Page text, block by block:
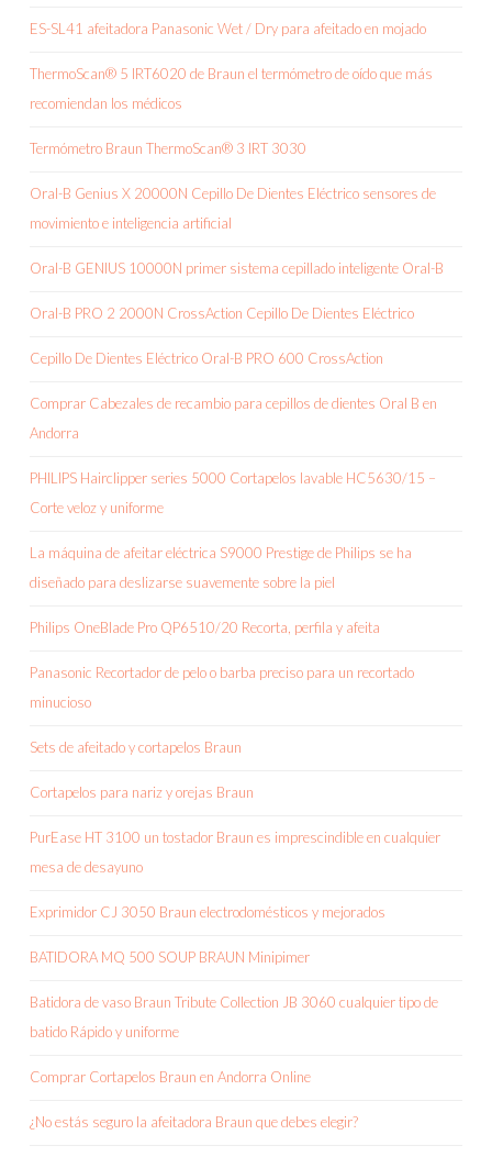
ES-SL41 afeitadora Panasonic Wet / Dry para afeitado en mojado
ThermoScan® 5 IRT6020 de Braun el termómetro de oído que más
recomiendan los médicos
Termómetro Braun ThermoScan® 3 IRT 3030
Oral-B Genius X 20000N Cepillo De Dientes Eléctrico sensores de
movimiento e inteligencia artificial
Oral-B GENIUS 10000N primer sistema cepillado inteligente Oral-B
Oral-B PRO 2 2000N CrossAction Cepillo De Dientes Eléctrico
Cepillo De Dientes Eléctrico Oral-B PRO 600 CrossAction
Comprar Cabezales de recambio para cepillos de dientes Oral B en
Andorra
PHILIPS Hairclipper series 5000 Cortapelos lavable HC5630/15 –
Corte veloz y uniforme
La máquina de afeitar eléctrica S9000 Prestige de Philips se ha
diseñado para deslizarse suavemente sobre la piel
Philips OneBlade Pro QP6510/20 Recorta, perfila y afeita
Panasonic Recortador de pelo o barba preciso para un recortado
minucioso
Sets de afeitado y cortapelos Braun
Cortapelos para nariz y orejas Braun
PurEase HT 3100 un tostador Braun es imprescindible en cualquier
mesa de desayuno
Exprimidor CJ 3050 Braun electrodomésticos y mejorados
BATIDORA MQ 500 SOUP BRAUN Minipimer
Batidora de vaso Braun Tribute Collection JB 3060 cualquier tipo de
batido Rápido y uniforme
Comprar Cortapelos Braun en Andorra Online
¿No estás seguro la afeitadora Braun que debes elegir?